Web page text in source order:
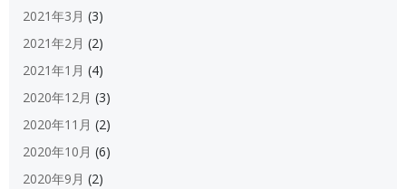
2021年3月 (3)
2021年2月 (2)
2021年1月 (4)
2020年12月 (3)
2020年11月 (2)
2020年10月 (6)
2020年9月 (2)